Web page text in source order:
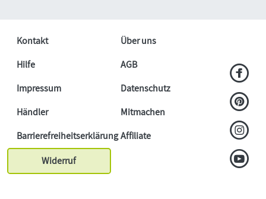
Kontakt
Über uns
Hilfe
AGB
Impressum
Datenschutz
Händler
Mitmachen
BarrierefreiheitserklärungAffiliate
Widerruf